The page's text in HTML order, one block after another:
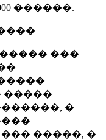
������.
���
�����
�
�����, �